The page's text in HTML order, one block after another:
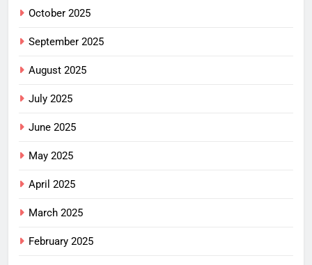
October 2025
September 2025
August 2025
July 2025
June 2025
May 2025
April 2025
March 2025
February 2025